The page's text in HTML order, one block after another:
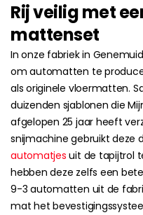
Rij veilig met
mattenset
In onze fabriek in
om automatten te
als originele vloermatten.
duizenden sjablonen die
afgelopen 25 jaar heeft
snijmachine gebruikt deze
automatjes uit de tapijtrol
hebben deze zelfs een
9-3 automatten uit de
mat het